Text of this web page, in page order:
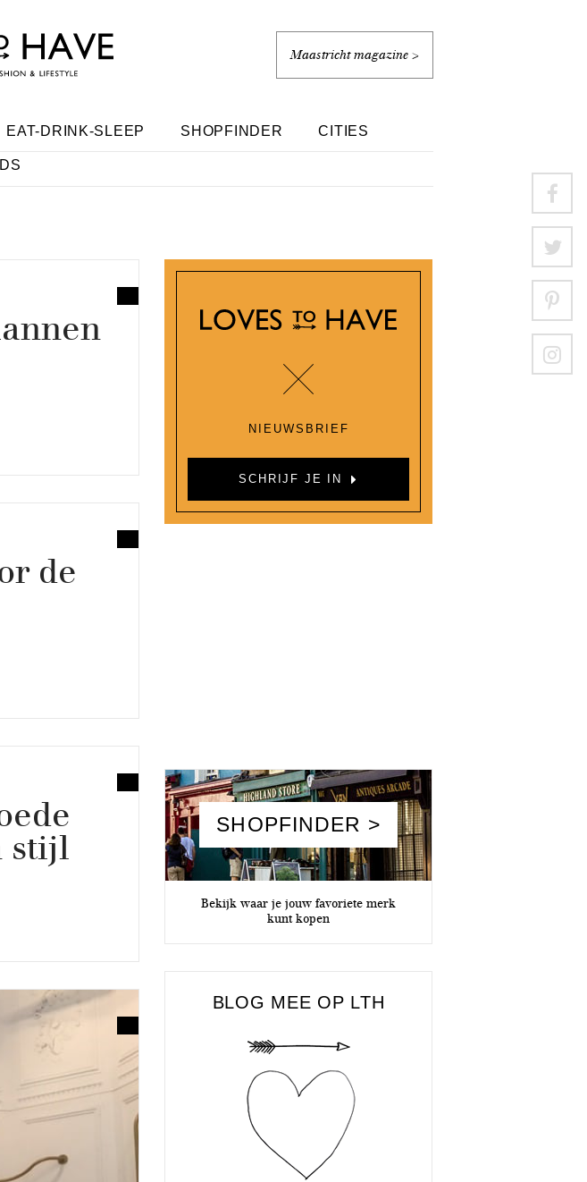
Maastricht magazine >
EAT-DRINK-SLEEP SHOPFINDER CITIES
de
stijl
NIEUWSBRIEF
SCHRIJF JE IN
SHOPFINDER >
Bekijk waar je jouw favoriete merk
kunt kopen
BLOG MEE OP LTH